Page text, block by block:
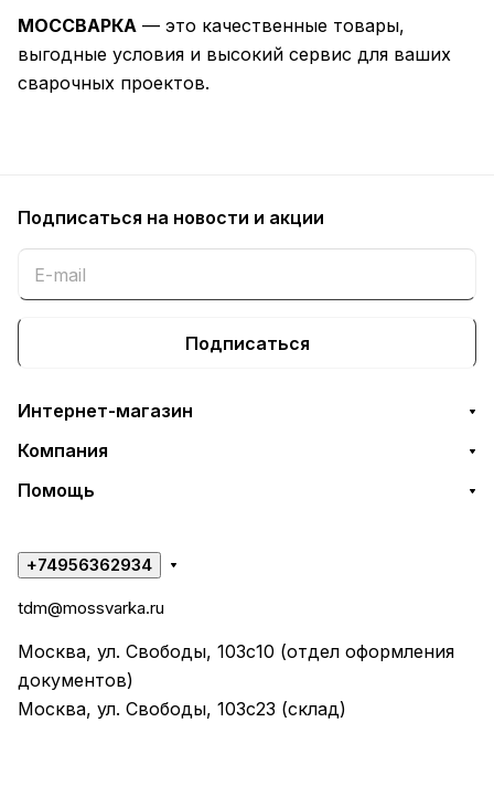
МОССВАРКА — это качественные товары,
выгодные условия и высокий сервис для ваших
сварочных проектов.
Подписаться на новости и акции
Подписаться
Интернет-магазин
Компания
Помощь
+74956362934
tdm@mossvarka.ru
Москва, ул. Свободы, 103с10 (отдел оформления
документов)
Москва, ул. Свободы, 103с23 (склад)